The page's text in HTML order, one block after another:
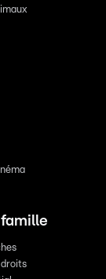
famille